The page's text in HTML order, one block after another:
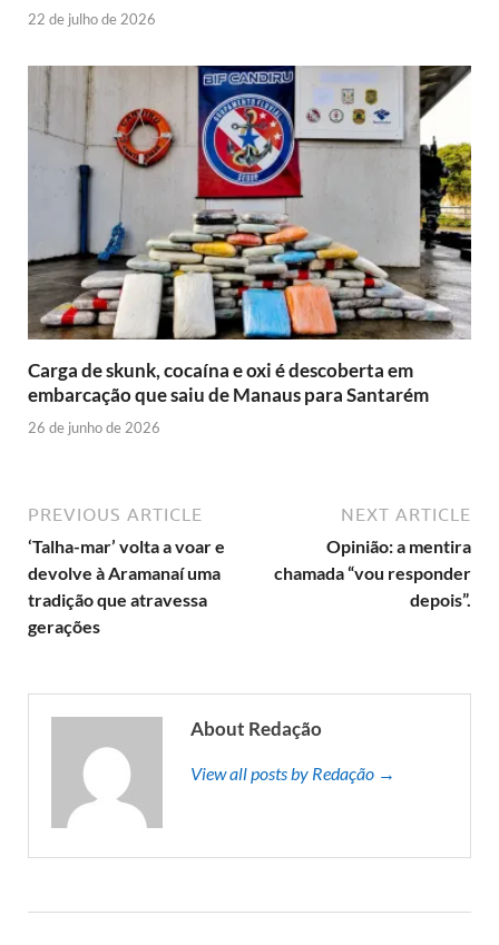
22 de julho de 2026
Carga de skunk, cocaína e oxi é descoberta em
embarcação que saiu de Manaus para Santarém
26 de junho de 2026
PREVIOUS ARTICLE
‘Talha-mar’ volta a voar e
devolve à Aramanaí uma
tradição que atravessa
gerações
NEXT ARTICLE
Opinião: a mentira
chamada “vou responder
depois”.
About Redação
View all posts by Redação →